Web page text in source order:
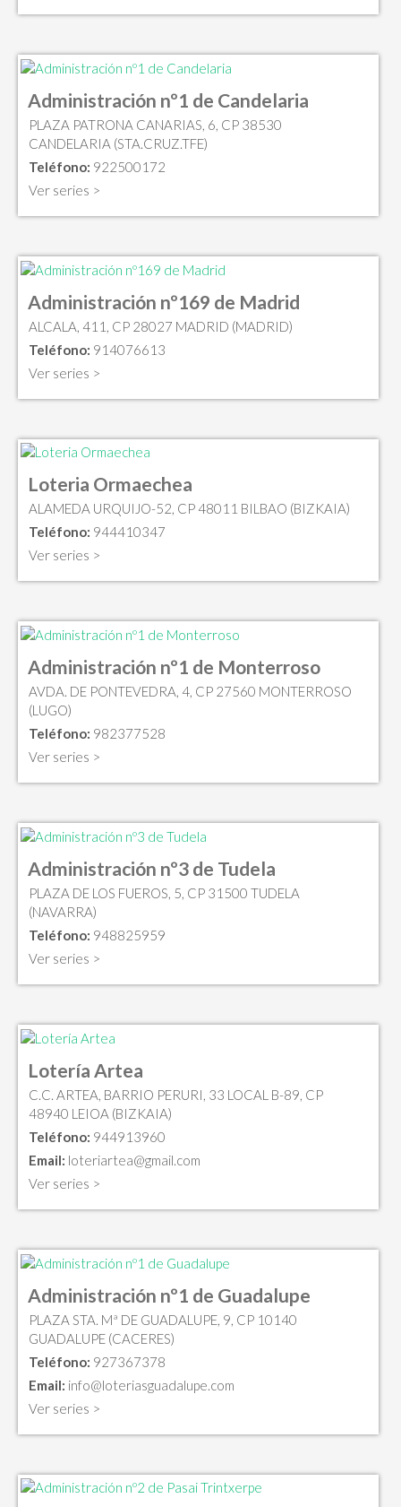
Administración nº1 de Candelaria
PLAZA PATRONA CANARIAS, 6, CP 38530
CANDELARIA (STA.CRUZ.TFE)
Teléfono: 922500172
Ver series >
Administración nº169 de Madrid
ALCALA, 411, CP 28027 MADRID (MADRID)
Teléfono: 914076613
Ver series >
Loteria Ormaechea
ALAMEDA URQUIJO-52, CP 48011 BILBAO (BIZKAIA)
Teléfono: 944410347
Ver series >
Administración nº1 de Monterroso
AVDA. DE PONTEVEDRA, 4, CP 27560 MONTERROSO
(LUGO)
Teléfono: 982377528
Ver series >
Administración nº3 de Tudela
PLAZA DE LOS FUEROS, 5, CP 31500 TUDELA
(NAVARRA)
Teléfono: 948825959
Ver series >
Lotería Artea
C.C. ARTEA, BARRIO PERURI, 33 LOCAL B-89, CP
48940 LEIOA (BIZKAIA)
Teléfono: 944913960
Email: loteriartea@gmail.com
Ver series >
Administración nº1 de Guadalupe
PLAZA STA. Mª DE GUADALUPE, 9, CP 10140
GUADALUPE (CACERES)
Teléfono: 927367378
Email: info@loteriasguadalupe.com
Ver series >